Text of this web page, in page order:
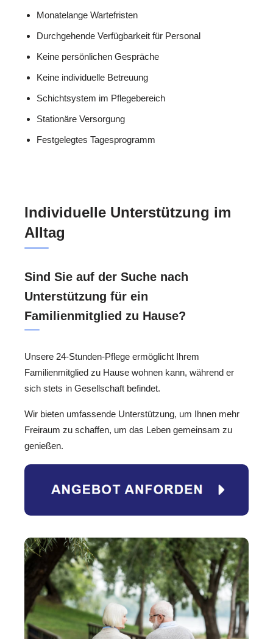
Monatelange Wartefristen
Durchgehende Verfügbarkeit für Personal
Keine persönlichen Gespräche
Keine individuelle Betreuung
Schichtsystem im Pflegebereich
Stationäre Versorgung
Festgelegtes Tagesprogramm
Individuelle Unterstützung im
Alltag
Sind Sie auf der Suche nach
Unterstützung für ein
Familienmitglied zu Hause?
Unsere 24-Stunden-Pflege ermöglicht Ihrem
Familienmitglied zu Hause wohnen kann, während er
sich stets in Gesellschaft befindet.
Wir bieten umfassende Unterstützung, um Ihnen mehr
Freiraum zu schaffen, um das Leben gemeinsam zu
genießen.